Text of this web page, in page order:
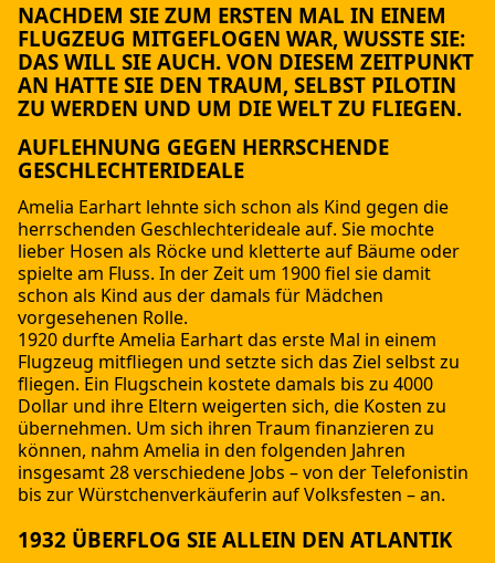
NACHDEM SIE ZUM ERSTEN MAL IN EINEM
FLUGZEUG MITGEFLOGEN WAR, WUSSTE SIE:
DAS WILL SIE AUCH. VON DIESEM ZEITPUNKT
AN HATTE SIE DEN TRAUM, SELBST PILOTIN
ZU WERDEN UND UM DIE WELT ZU FLIEGEN.
AUFLEHNUNG GEGEN HERRSCHENDE
GESCHLECHTERIDEALE
Amelia Earhart lehnte sich schon als Kind gegen die
herrschenden Geschlechterideale auf. Sie mochte
lieber Hosen als Röcke und kletterte auf Bäume oder
spielte am Fluss. In der Zeit um 1900 fiel sie damit
schon als Kind aus der damals für Mädchen
vorgesehenen Rolle.
1920 durfte Amelia Earhart das erste Mal in einem
Flugzeug mitfliegen und setzte sich das Ziel selbst zu
fliegen. Ein Flugschein kostete damals bis zu 4000
Dollar und ihre Eltern weigerten sich, die Kosten zu
übernehmen. Um sich ihren Traum finanzieren zu
können, nahm Amelia in den folgenden Jahren
insgesamt 28 verschiedene Jobs – von der Telefonistin
bis zur Würstchenverkäuferin auf Volksfesten – an.
1932 ÜBERFLOG SIE ALLEIN DEN ATLANTIK